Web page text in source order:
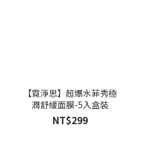
【霓淨思】超爆水菲秀極
潤舒緩面膜-5入盒裝
NT$299